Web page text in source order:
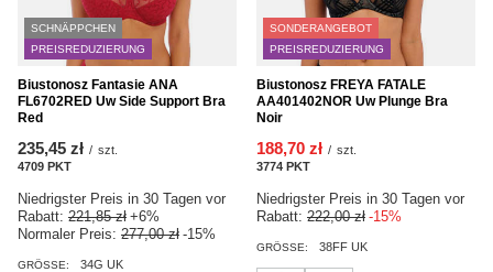
SCHNÄPPCHEN
PREISREDUZIERUNG
Biustonosz Fantasie ANA
FL6702RED Uw Side Support Bra
Red
235,45 zł / szt.
4709 PKT
Niedrigster Preis in 30 Tagen vor
Rabatt: 221,85 zł +6%
Normaler Preis: 277,00 zł -15%
GRÖSSE: 34G UK
SONDERANGEBOT
PREISREDUZIERUNG
Biustonosz FREYA FATALE
AA401402NOR Uw Plunge Bra
Noir
188,70 zł / szt.
3774 PKT
Niedrigster Preis in 30 Tagen vor
Rabatt: 222,00 zł -15%
GRÖSSE: 38FF UK